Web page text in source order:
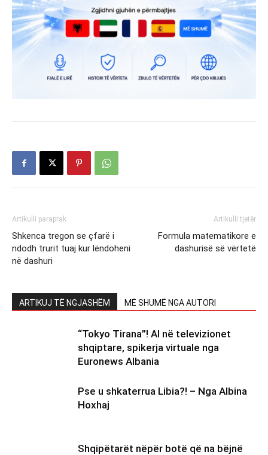
Artikulli paraprak
Shkenca tregon se çfarë i
ndodh trurit tuaj kur lëndoheni
në dashuri
Artikulli tjetër
Formula matematikore e
dashurisë së vërtetë
ARTIKUJ TË NGJASHËM MË SHUMË NGA AUTORI
“Tokyo Tirana”! AI në televizionet
shqiptare, spikerja virtuale nga
Euronews Albania
Pse u shkaterrua Libia?! – Nga Albina
Hoxhaj
Shqipëtarët nëpër botë që na bëjnë